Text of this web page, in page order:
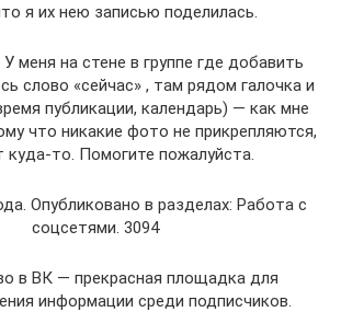
я их нею записью поделилась.
меня на стене в группе где добавить
слово «сейчас» , там рядом галочка и
публикации, календарь) — как мне
что никакие фото не прикрепляются,
куда-то. Помогите пожалуйста.
Опубликовано в разделах: Работа с
соцсетями. 3094
в ВК — прекрасная площадка для
информации среди подписчиков.